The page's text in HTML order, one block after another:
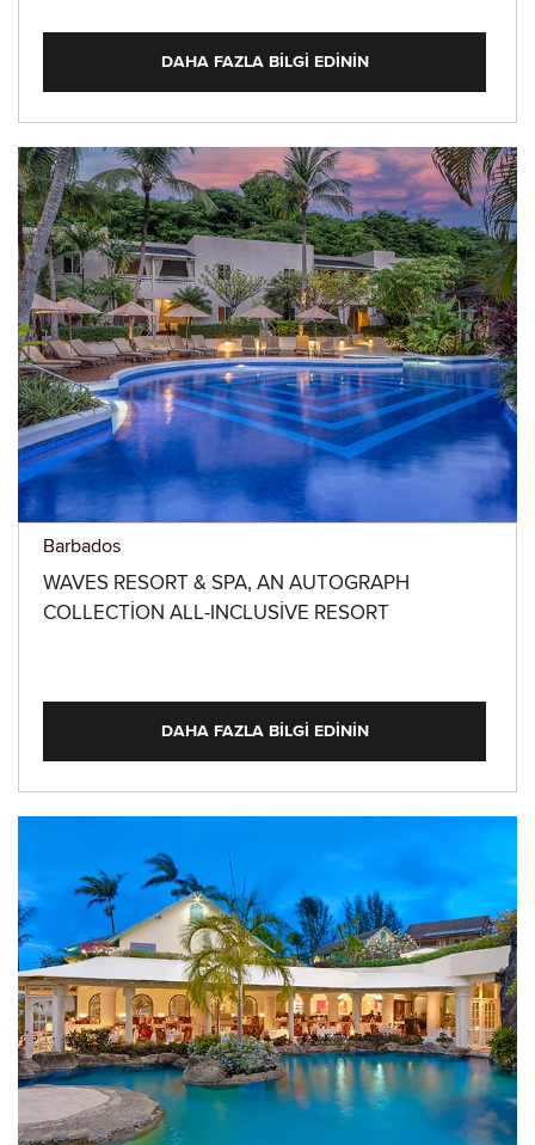
DAHA FAZLA BILGI EDININ
Barbados
WAVES RESORT & SPA, AN AUTOGRAPH
COLLECTION ALL-INCLUSIVE RESORT
DAHA FAZLA BILGI EDININ